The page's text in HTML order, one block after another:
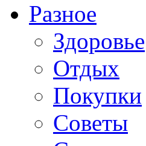
Разное
Здоровье
Отдых
Покупки
Советы